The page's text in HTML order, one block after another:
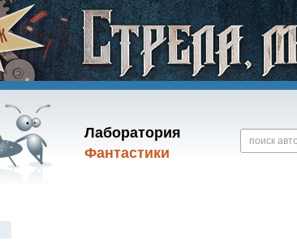
Лаборатория
Фантастики